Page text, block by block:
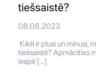
tiešsaistē?
08.08.2023
Kādi ir plusi un mīnusi,
tiešsaistē? Apmācīties
iespē […]